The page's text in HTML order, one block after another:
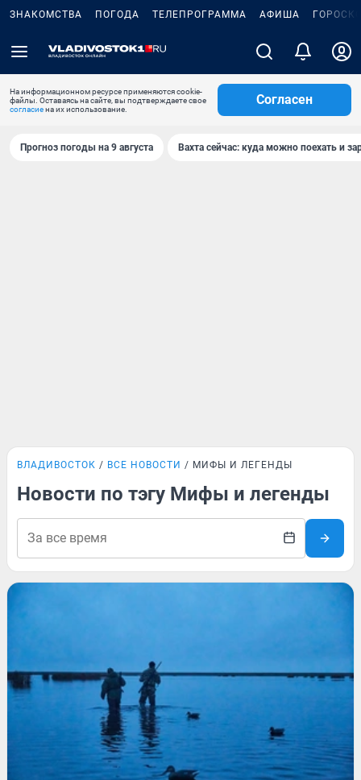
ЗНАКОМСТВА ПОГОДА ТЕЛЕПРОГРАММА АФИША
На информационном ресурсе применяются cookie-
файлы. Оставаясь на сайте, вы подтверждаете свое
согласиена их использование.
Согласен
Прогноз погоды на 9 августа Вахта сейчас: куда можно поехать и
ВЛАДИВОСТОК ВСЕ НОВОСТИ МИФЫ И ЛЕГЕНДЫ
Новости по тэгу Мифы и легенды